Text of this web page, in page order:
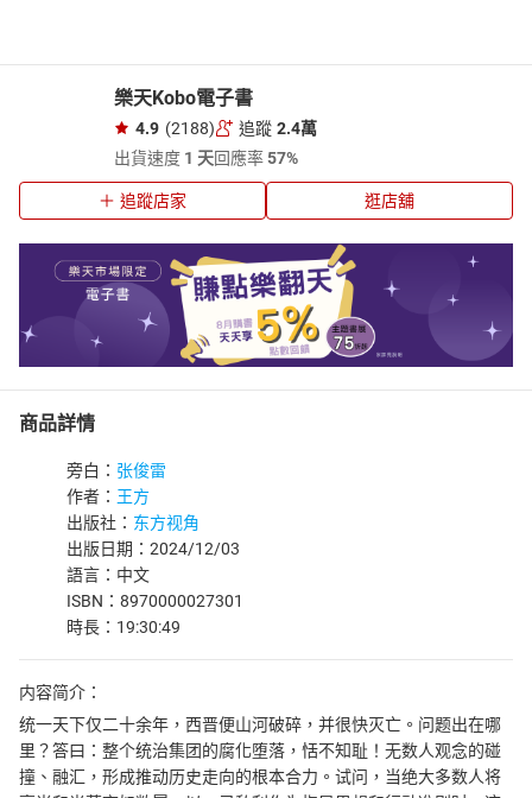
樂天Kobo電子書
4.9 (2188) 追蹤 2.4萬
出貨速度 1 天回應率57%
追蹤店家 逛店舖
商品詳情
旁白： 张俊雷
作者： 王方
出版社： 东方视角
出版日期：2024/12/03
語言：中文
ISBN：8970000027301
時長：19:30:49
内容简介：
统一天下仅二十余年，西晋便山河破碎，并很快灭亡。问题出在哪
里？答曰：整个统治集团的腐化堕落，恬不知耻！无数人观念的碰
撞、融汇，形成推动历史走向的根本合力。试问，当绝大多数人将